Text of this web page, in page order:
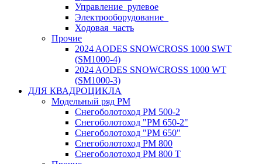
Управление_рулевое
Электрооборудование_
Ходовая_часть
Прочие
2024 AODES SNOWCROSS 1000 SWT
(SM1000-4)
2024 AODES SNOWCROSS 1000 WT
(SM1000-3)
ДЛЯ КВАДРОЦИКЛА
Модельный ряд РМ
Снегоболотоход РМ 500-2
Снегоболотоход "РМ 650-2"
Снегоболотоход "РМ 650"
Снегоболотоход РМ 800
Снегоболотоход РМ 800 Т